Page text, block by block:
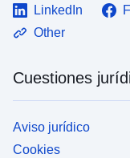
LinkedIn
Other
Cuestiones
Aviso jurídico
Cookies